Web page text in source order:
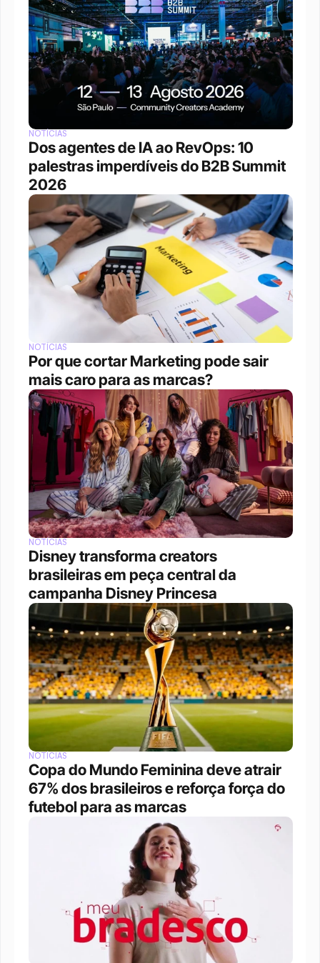
NOTÍCIAS
Dos agentes de IA ao RevOps: 10
palestras imperdíveis do B2B Summit
2026
NOTÍCIAS
Por que cortar Marketing pode sair
mais caro para as marcas?
NOTÍCIAS
Disney transforma creators
brasileiras em peça central da
campanha Disney Princesa
NOTÍCIAS
Copa do Mundo Feminina deve atrair
67% dos brasileiros e reforça força do
futebol para as marcas